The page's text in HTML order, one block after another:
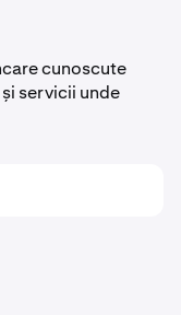
cunoscute
servicii unde